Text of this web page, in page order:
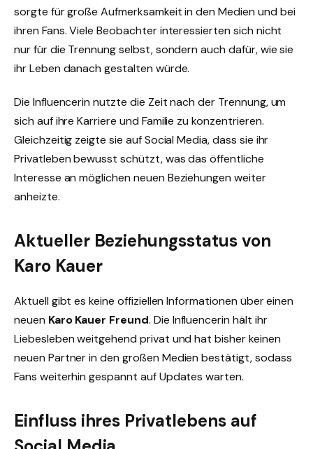
sorgte für große Aufmerksamkeit in den Medien und bei
ihren Fans. Viele Beobachter interessierten sich nicht
nur für die Trennung selbst, sondern auch dafür, wie sie
ihr Leben danach gestalten würde.
Die Influencerin nutzte die Zeit nach der Trennung, um
sich auf ihre Karriere und Familie zu konzentrieren.
Gleichzeitig zeigte sie auf Social Media, dass sie ihr
Privatleben bewusst schützt, was das öffentliche
Interesse an möglichen neuen Beziehungen weiter
anheizte.
Aktueller Beziehungsstatus von
Karo Kauer
Aktuell gibt es keine offiziellen Informationen über einen
neuen Karo Kauer Freund. Die Influencerin hält ihr
Liebesleben weitgehend privat und hat bisher keinen
neuen Partner in den großen Medien bestätigt, sodass
Fans weiterhin gespannt auf Updates warten.
Einfluss ihres Privatlebens auf